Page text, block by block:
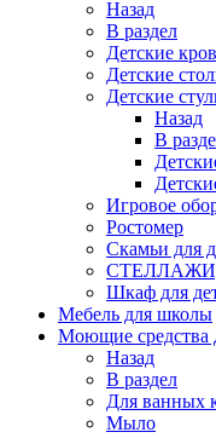
Назад
В раздел
Детские
Детские
Детские
Назад
В
Игровое
Ростомер
Скамьи для
Шкаф для
Мебель для школы
Моющие средства
Назад
В раздел
Для ванных
Мыло